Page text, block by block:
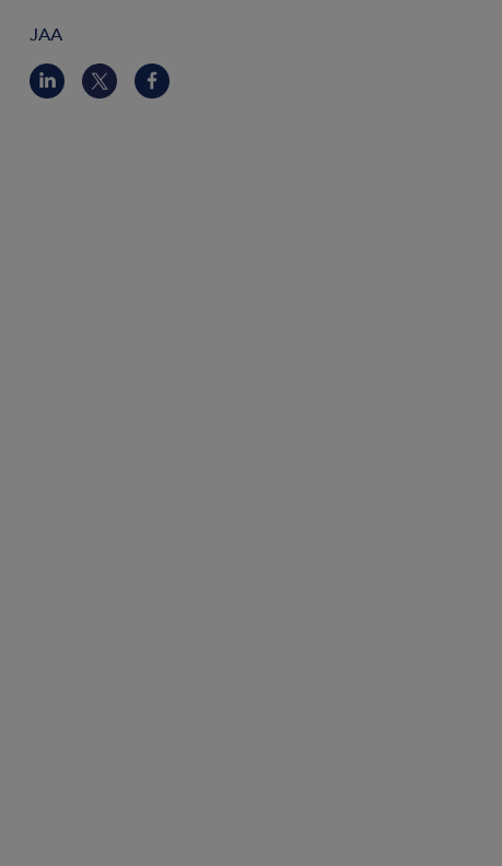
JAA